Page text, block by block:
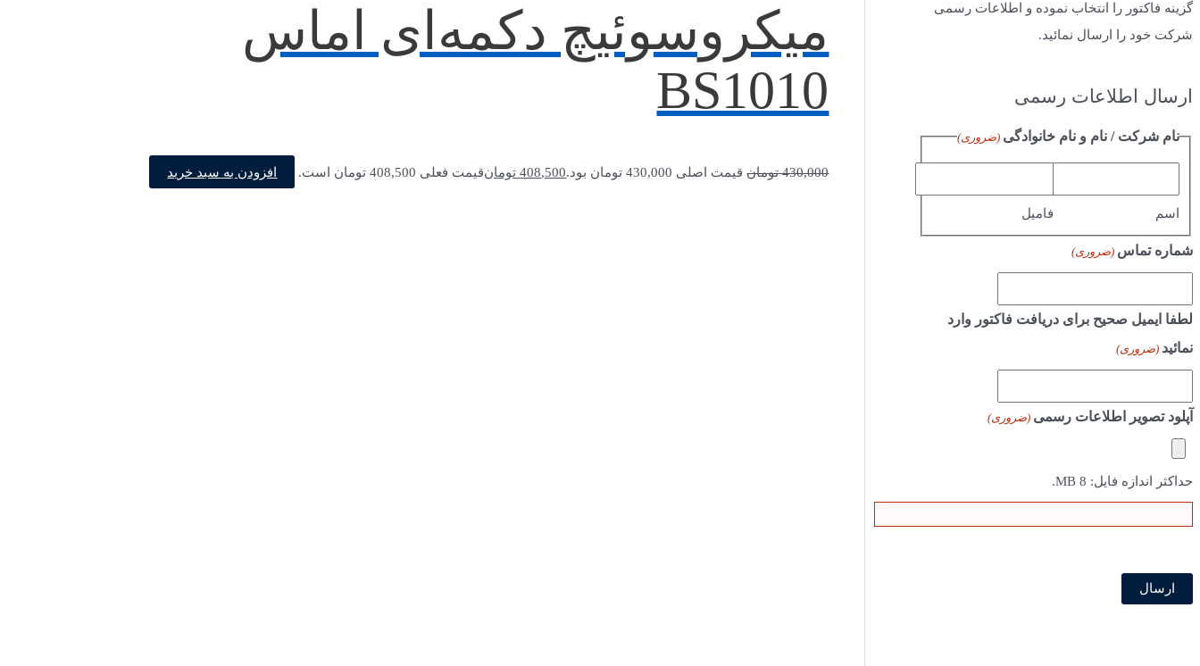
گزینه فاکتور را انتخاب نموده و اطلاعات رسمی
شرکت خود را ارسال نمائید.
ارسال اطلاعات رسمی
نام شرکت / نام و نام خانوادگی (ضروری)
اسم فامیل
شماره تماس (ضروری)
لطفا ایمیل صحیح برای دریافت فاکتور وارد
نمائید (ضروری)
آپلود تصویر اطلاعات رسمی (ضروری)
حداکثر اندازه فایل: 8 MB.
میکروسوئیچ دکمه‌ای اماس
BS1010
430,000 تومان قیمت اصلی 430,000 تومان بود. 408,500 تومانقیمت فعلی 408,500 تومان است. افزودن به سبد خرید